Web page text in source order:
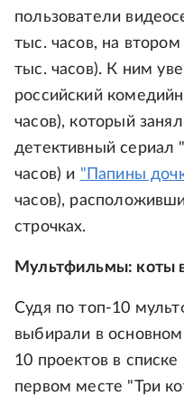
пользователи
тыс. часов, на втором
тыс. часов). К ним
российский
часов), который
детективный сериал
часов) и "Папины
часов),
строчках.
Мультфильмы: коты
Судя по топ-10
выбирали в
10 проектов в
первом месте "Три